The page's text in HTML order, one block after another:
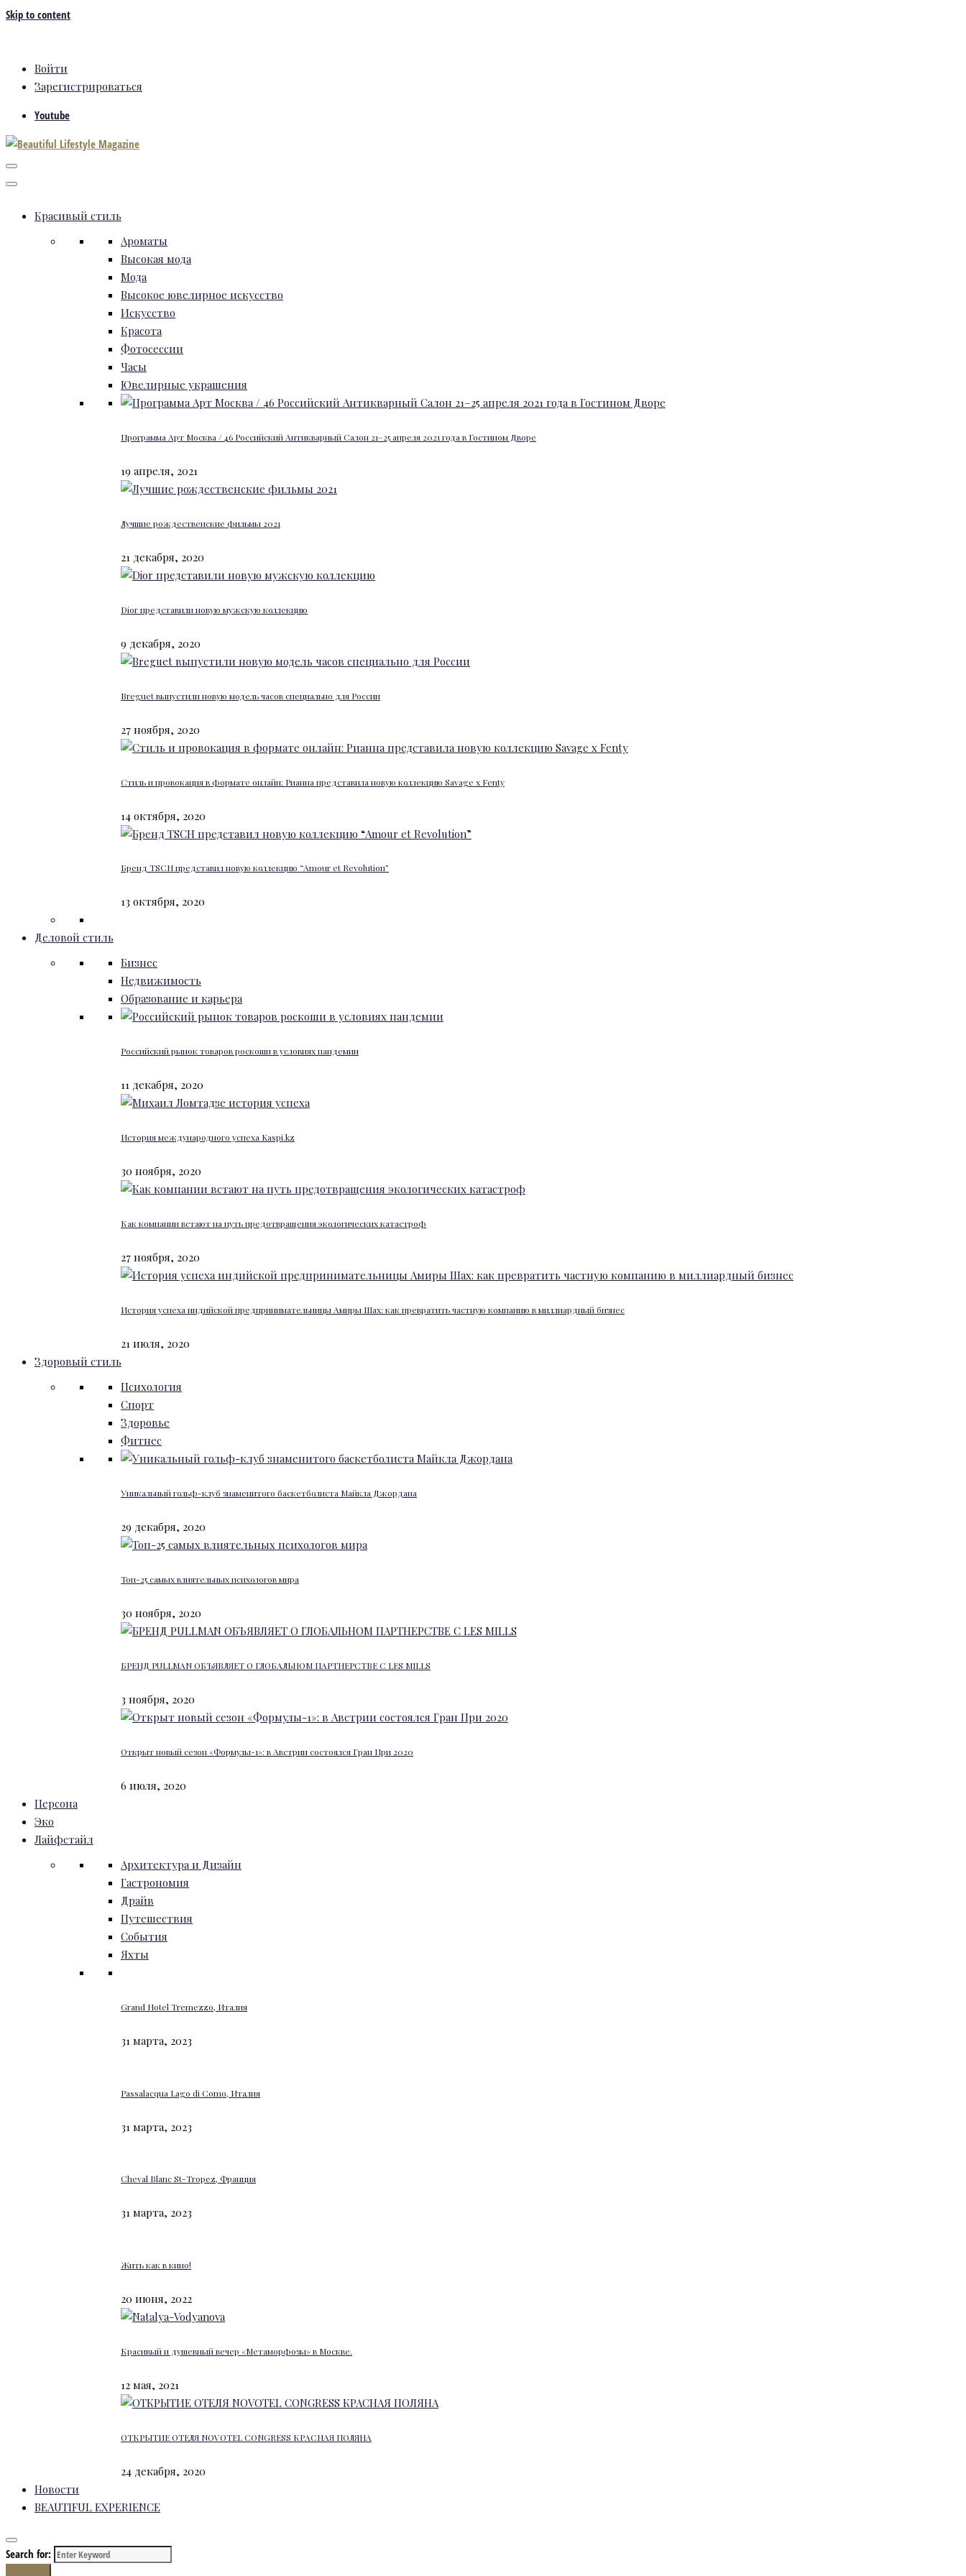
Skip to content
Войти
Зарегистрироваться
Youtube
Красивый стиль
Ароматы
Высокая мода
Мода
Высокое ювелирное искусство
Искусство
Красота
Фотосессии
Часы
Ювелирные украшения
Программа Арт Москва / 46 Российский Антикварный Салон 21–25 апреля 2021 года в Гостином Дворе
19 апреля, 2021
Лучшие рождественские фильмы 2021
21 декабря, 2020
Dior представили новую мужскую коллекцию
9 декабря, 2020
Breguet выпустили новую модель часов специально для России
27 ноября, 2020
Стиль и провокация в формате онлайн: Рианна представила новую коллекцию Savage x Fenty
14 октября, 2020
Бренд TSCH представил новую коллекцию “Amour et Revolution”
13 октября, 2020
Деловой стиль
Бизнес
Недвижимость
Образование и карьера
Российский рынок товаров роскоши в условиях пандемии
11 декабря, 2020
История международного успеха Kaspi.kz
30 ноября, 2020
Как компании встают на путь предотвращения экологических катастроф
27 ноября, 2020
История успеха индийской предпринимательницы Амиры Шах: как превратить частную компанию в миллиардный бизнес
21 июля, 2020
Здоровый стиль
Психология
Спорт
Здоровье
Фитнес
Уникальный гольф-клуб знаменитого баскетболиста Майкла Джордана
29 декабря, 2020
Топ-25 самых влиятельных психологов мира
30 ноября, 2020
БРЕНД PULLMAN ОБЪЯВЛЯЕТ О ГЛОБАЛЬНОМ ПАРТНЕРСТВЕ С LES MILLS
3 ноября, 2020
Открыт новый сезон «Формулы-1»: в Австрии состоялся Гран При 2020
6 июля, 2020
Персона
Эко
Лайфстайл
Архитектура и Дизайн
Гастрономия
Драйв
Путешествия
События
Яхты
Grand Hotel Tremezzo, Италия
31 марта, 2023
Passalacqua Lago di Como, Италия
31 марта, 2023
Cheval Blanc St-Tropez, Франция
31 марта, 2023
Жить как в кино!
20 июня, 2022
Красивый и душевный вечер «Метаморфозы» в Москве.
12 мая, 2021
ОТКРЫТИЕ ОТЕЛЯ NOVOTEL CONGRESS КРАСНАЯ ПОЛЯНА
24 декабря, 2020
Новости
BEAUTIFUL EXPERIENCE
Search for: